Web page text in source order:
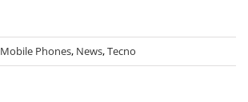
Mobile Phones, News,Tecno